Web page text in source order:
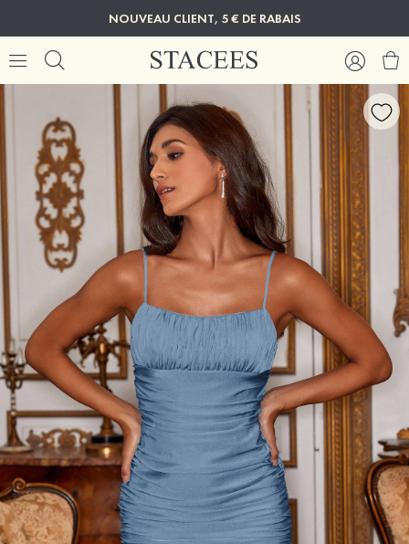
NOUVEAU CLIENT, 5 € DE RABAIS